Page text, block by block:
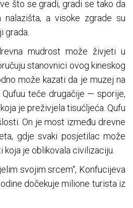
što se gradi, gradi se tako da
nalazišta, a visoke zgrade su
grada.
mudrost može živjeti u
stanovnici ovog kineskog
može kazati da je muzej na
teče drugačije — sporije,
je preživjela tisućljeća. Qufu
On je most između drevne
gdje svaki posjetilac može
je oblikovala civilizaciju.
svojim srcem“, Konfucijeva
dočekuje milione turista iz